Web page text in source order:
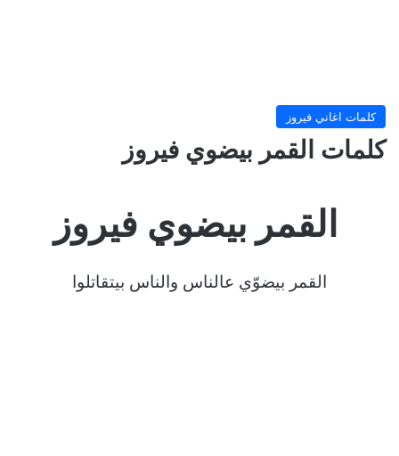
كلمات اغاني فيروز
كلمات القمر بيضوي فيروز
القمر بيضوي فيروز
القمر بيضوّي عالناس والناس بيتقاتلوا